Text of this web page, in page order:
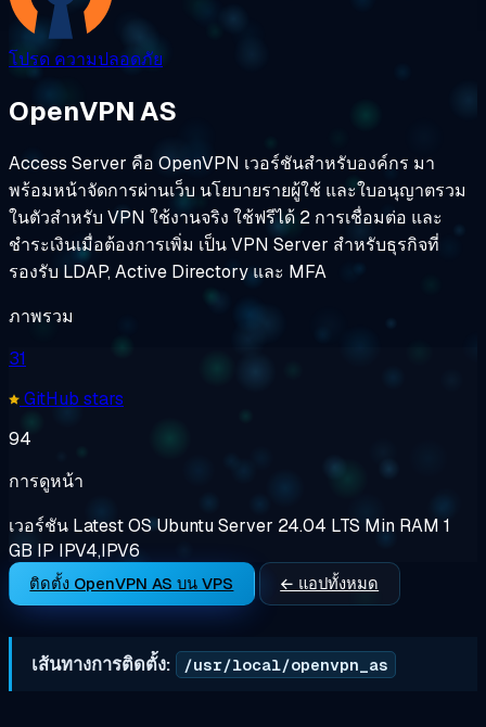
โปรด ความปลอดภัย
OpenVPN AS
Access Server คือ OpenVPN เวอร์ชันสำหรับองค์กร มา
พร้อมหน้าจัดการผ่านเว็บ นโยบายรายผู้ใช้ และใบอนุญาตรวม
ในตัวสำหรับ VPN ใช้งานจริง ใช้ฟรีได้ 2 การเชื่อมต่อ และ
ชำระเงินเมื่อต้องการเพิ่ม เป็น VPN Server สำหรับธุรกิจที่
รองรับ LDAP, Active Directory และ MFA
ภาพรวม
31
GitHub stars
94
การดูหน้า
เวอร์ชัน LatestOSUbuntu Server 24.04 LTS Min RAM 1
GB IP IPV4,IPV6
ติดตั้ง OpenVPN AS บน VPS ← แอปทั้งหมด
เส้นทางการติดตั้ง: /usr/local/openvpn_as